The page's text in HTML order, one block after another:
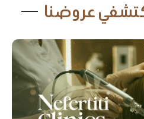
عروضنا